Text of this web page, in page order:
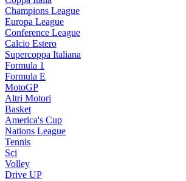
Champions League
Europa League
Conference League
Calcio Estero
Supercoppa Italiana
Formula 1
Formula E
MotoGP
Altri Motori
Basket
America's Cup
Nations League
Tennis
Sci
Volley
Drive UP